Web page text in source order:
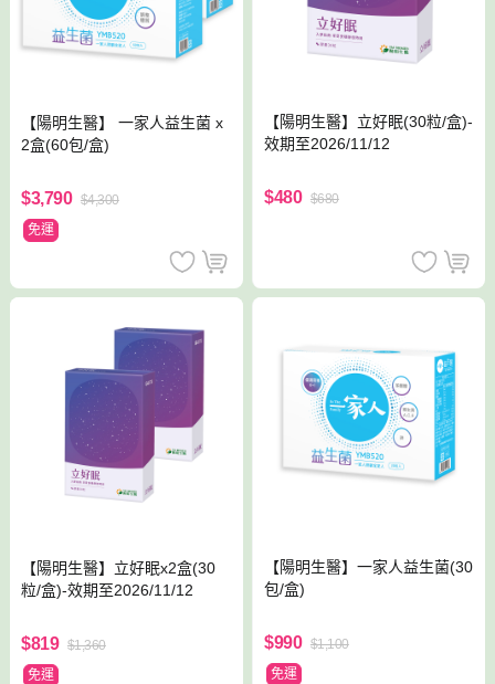
【陽明生醫】 一家人益生菌 x
2盒(60包/盒)
$3,790 $4,300
免運
【陽明生醫】立好眠(30粒/盒)-
效期至2026/11/12
$480 $680
【陽明生醫】立好眠x2盒(30
粒/盒)-效期至2026/11/12
$819 $1,360
免運
【陽明生醫】一家人益生菌(30
包/盒)
$990 $1,100
免運